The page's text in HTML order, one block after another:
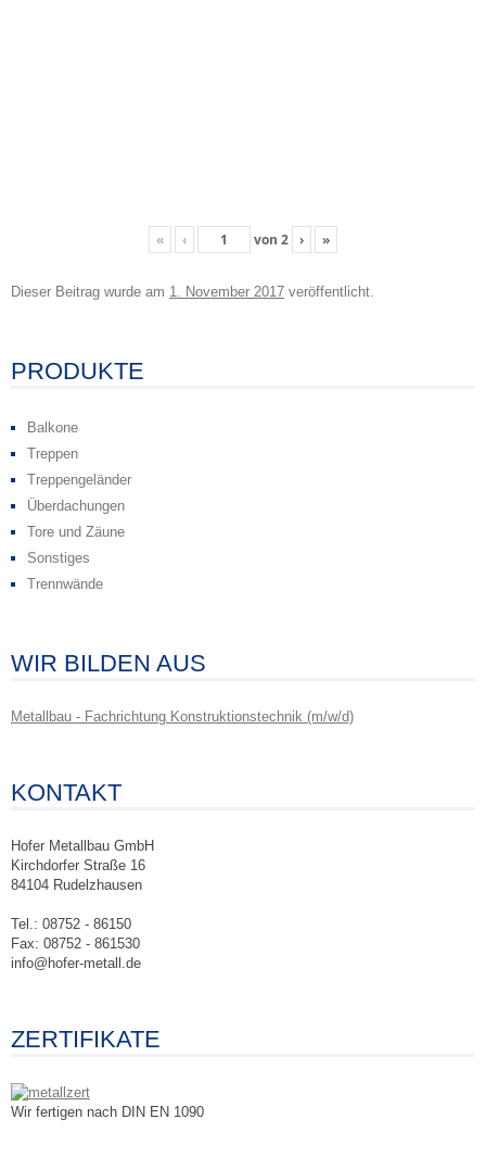
« ‹ von 2 › »
Dieser Beitrag wurde am 1. November 2017 veröffentlicht.
PRODUKTE
Balkone
Treppen
Treppengeländer
Überdachungen
Tore und Zäune
Sonstiges
Trennwände
WIR BILDEN AUS
Metallbau - Fachrichtung Konstruktionstechnik (m/w/d)
KONTAKT
Hofer Metallbau GmbH
Kirchdorfer Straße 16
84104 Rudelzhausen
Tel.: 08752 - 86150
Fax: 08752 - 861530
info@hofer-metall.de
ZERTIFIKATE
Wir fertigen nach DIN EN 1090